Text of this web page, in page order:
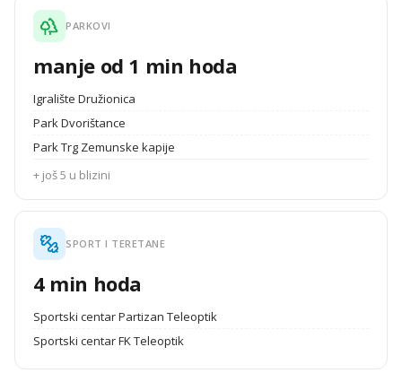
PARKOVI
manje od 1 min hoda
Igralište Družionica
Park Dvorištance
Park Trg Zemunske kapije
+ još 5 u blizini
SPORT I TERETANE
4 min hoda
Sportski centar Partizan Teleoptik
Sportski centar FK Teleoptik